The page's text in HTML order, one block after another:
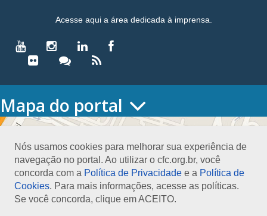
Nós usamos cookies para melhorar sua experiência de
navegação no portal. Ao utilizar o cfc.org.br, você
concorda com a Política de Privacidade e a Política de
Cookies. Para mais informações, acesse as políticas.
Se você concorda, clique em ACEITO.
Acesse aqui a área dedicada à imprensa.
Mapa do portal
HOME
Conselho Diretor
Nossa Sede
Planejamento
Organograma
Medalha João Lyra